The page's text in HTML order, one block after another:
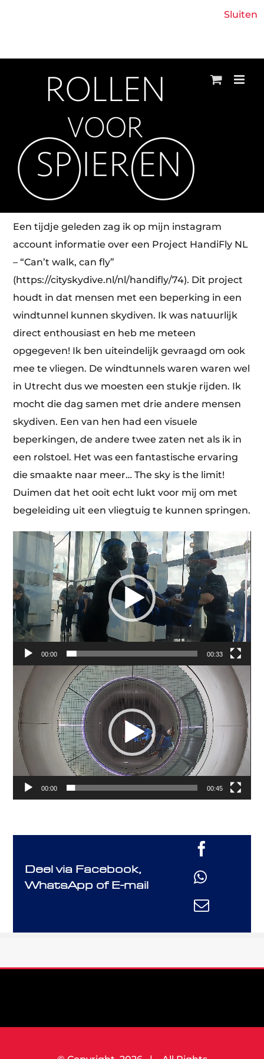
mail
Een tijdje geleden zag ik op mijn instagram
account informatie over een Project HandiFly NL
– “Can’t walk, can fly”
(https://cityskydive.nl/nl/handifly/74). Dit project
houdt in dat mensen met een beperking in een
windtunnel kunnen skydiven. Ik was natuurlijk
direct enthousiast en heb me meteen
opgegeven! Ik ben uiteindelijk gevraagd om ook
mee te vliegen. De windtunnels waren waren wel
in Utrecht dus we moesten een stukje rijden. Ik
mocht die dag samen met drie andere mensen
skydiven. Een van hen had een visuele
beperkingen, de andere twee zaten net als ik in
een rolstoel. Het was een fantastische ervaring
die smaakte naar meer… The sky is the limit!
Duimen dat het ooit echt lukt voor mij om met
begeleiding uit een vliegtuig te kunnen springen.
Videospeler
00:00 00:33
Videospeler
00:00 00:45
Deel via Facebook,
WhatsApp of E-mail
Sluiten